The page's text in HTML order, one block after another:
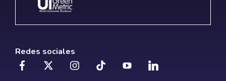
Redes sociales